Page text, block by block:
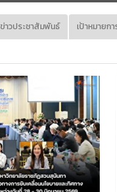
ข่าวประชาสัมพันธ์ เป้าหมายก